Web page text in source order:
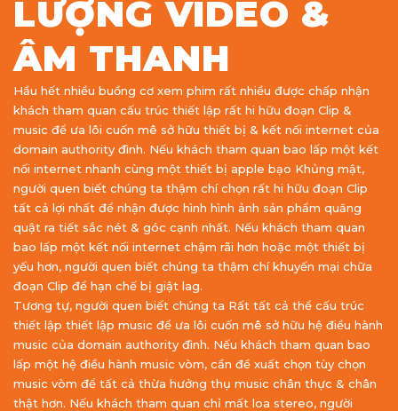
LƯỢNG VIDEO &
ÂM THANH
Hầu hết nhiều buồng cơ xem phim rất nhiều được chấp nhận
khách tham quan cấu trúc thiết lập rất hi hữu đoạn Clip &
music để ưa lôi cuốn mê sở hữu thiết bị & kết nối internet của
domain authority đình. Nếu khách tham quan bao lấp một kết
nối internet nhanh cùng một thiết bị apple bạo Khủng mật,
người quen biết chúng ta thậm chí chọn rất hi hữu đoạn Clip
tất cả lợi nhất để nhận được hình hình ảnh sản phẩm quăng
quật ra tiết sắc nét & góc cạnh nhất. Nếu khách tham quan
bao lấp một kết nối internet chậm rãi hơn hoặc một thiết bị
yếu hơn, người quen biết chúng ta thậm chí khuyến mại chữa
đoạn Clip để hạn chế bị giật lag.
Tương tự, người quen biết chúng ta Rất tất cả thể cấu trúc
thiết lập thiết lập music để ưa lôi cuốn mê sở hữu hệ điều hành
music của domain authority đình. Nếu khách tham quan bao
lấp một hệ điều hành music vòm, cần đề xuất chọn tùy chọn
music vòm để tất cả thừa hưởng thụ music chân thực & chân
thật hơn. Nếu khách tham quan chỉ mất loa stereo, người